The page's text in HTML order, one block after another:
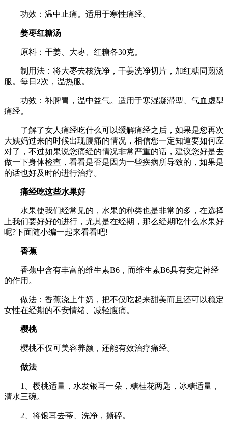
功效：温中止痛。适用于寒性痛经。
姜枣红糖汤
原料：干姜、大枣、红糖各30克。
制用法：将大枣去核洗净，干姜洗净切片，加红糖同煎汤
服。每日2次，温热服。
功效：补脾胃，温中益气。适用于寒湿凝滞型、气血虚型
痛经。
了解了女人痛经吃什么可以缓解痛经之后，如果是您再次
大姨妈过来的时候出现腹痛的情况，相信您一定知道要如何应
对了，不过如果说您痛经的情况非常严重的话，建议您好是去
做一下身体检查，看看是否是因为一些疾病所导致的，如果是
的话也好及时的进行治疗。
痛经吃这些水果好
水果使我们经常见的，水果的种类也是非常的多，在选择
上我们要好好的进行，尤其是在经期，那么经期吃什么水果好
呢?下面随小编一起来看看吧!
香蕉
香蕉中含有丰富的维生素B6，而维生素B6具有安定神经
的作用。
做法：香蕉浇上牛奶，把不仅吃起来甜美而且还可以稳定
女性在经期的不安情绪、减轻腹痛。
樱桃
樱桃不仅可美容养颜，还能有效治疗痛经。
做法
1、樱桃适量，水发银耳一朵，糖桂花两匙，冰糖适量，
清水三碗。
2、将银耳去蒂、洗净，撕碎。